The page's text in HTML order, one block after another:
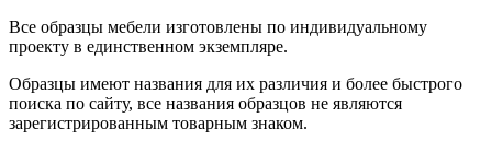
Все образцы мебели изготовлены по индивидуальному
проекту в единственном экземпляре.
Образцы имеют названия для их различия и более быстрого
поиска по сайту, все названия образцов не являются
зарегистрированным товарным знаком.